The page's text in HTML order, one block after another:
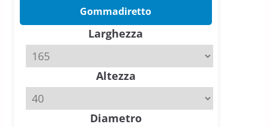
Pirelli P Zero Trofeo RS: per
slick da battere
Michelin Pilot Sport 4 S – Test
su Range Rover Sport D350 HST
11 Aprile 2026 15 min read
Gommadiretto
Larghezza
Altezza
Diametro